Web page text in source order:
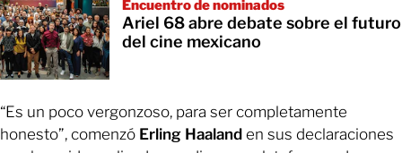
Encuentro de nominados
Ariel 68 abre debate sobre el futuro
del cine mexicano
“Es un poco vergonzoso, para ser completamente
honesto”, comenzó Erling Haaland en sus declaraciones